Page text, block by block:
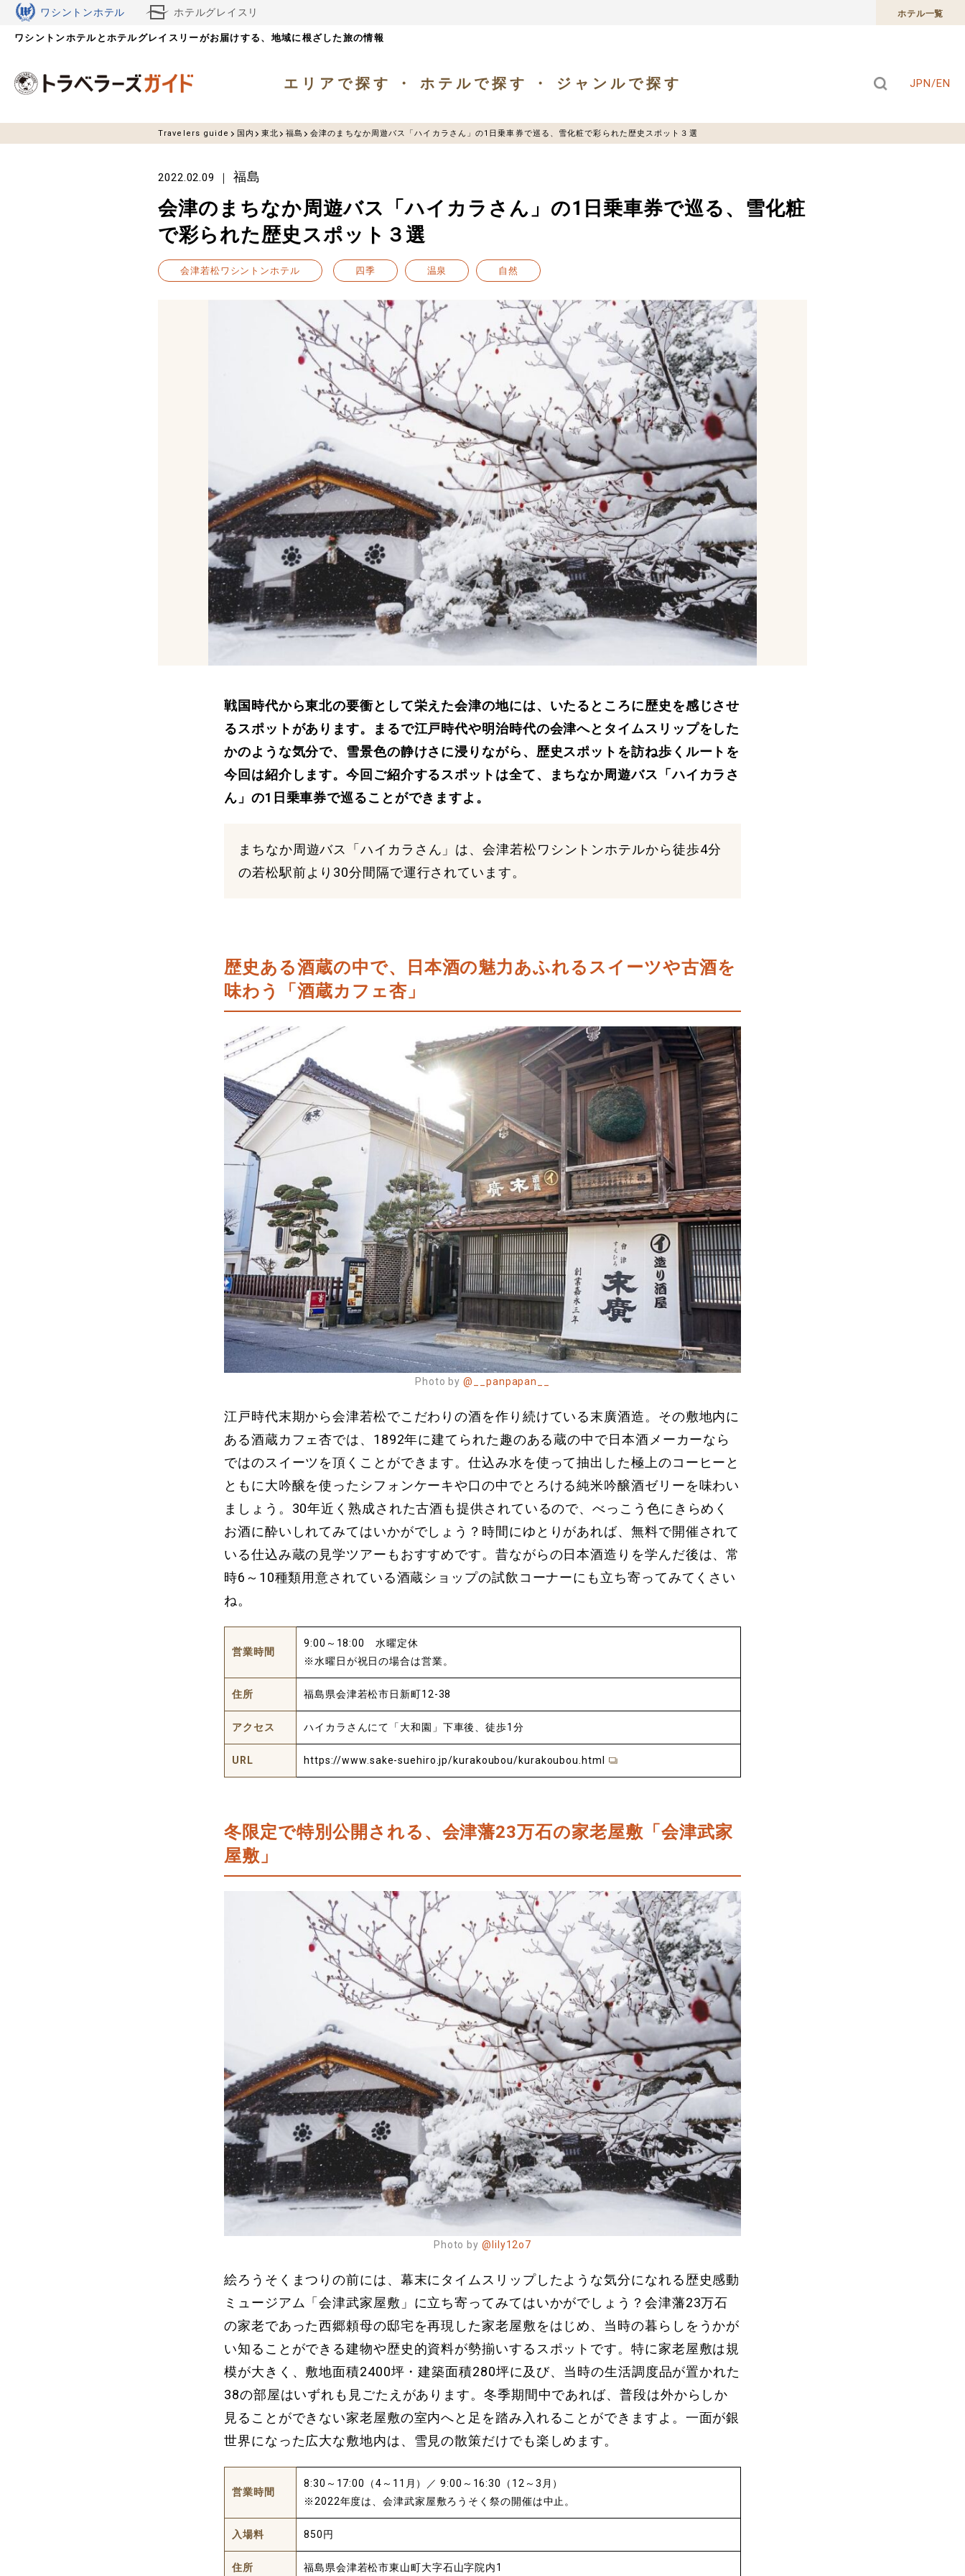
ワシントンホテル ホテルグレイスリ
ー
ホテル一覧
ワシントンホテルとホテルグレイスリーがお届けする、 地域に根ざした旅の情報
エリアで探す ホテルで探す ジャンルで探す JPN/EN
Travelers guide 国内 東北 福島 会津のまちなか周遊バス「ハイカラさん」の1日乗車券で巡る、雪化粧で彩られた歴史スポット３選
2022.02.09 福島
会津のまちなか周遊バス「ハイカラさん」の1日乗車券で巡る、雪化粧
で彩られた歴史スポット３選
会津若松ワシントンホテル 四季 温泉 自然
戦国時代から東北の要衝として栄えた会津の地には、いたるところに歴史を感じさせ
るスポットがあります。まるで江戸時代や明治時代の会津へとタイムスリップをした
かのような気分で、雪景色の静けさに浸りながら、歴史スポットを訪ね歩くルートを
今回は紹介します。今回ご紹介するスポットは全て、まちなか周遊バス「ハイカラさ
ん」の1日乗車券で巡ることができますよ。
まちなか周遊バス「ハイカラさん」は、会津若松ワシントンホテルから徒歩4分
の若松駅前より30分間隔で運行されています。
歴史ある酒蔵の中で、日本酒の魅力あふれるスイーツや古酒を
味わう「酒蔵カフェ杏」
Photo by@__panpapan__
江戸時代末期から会津若松でこだわりの酒を作り続けている末廣酒造。その敷地内に
ある酒蔵カフェ杏では、1892年に建てられた趣のある蔵の中で日本酒メーカーなら
ではのスイーツを頂くことができます。仕込み水を使って抽出した極上のコーヒーと
ともに大吟醸を使ったシフォンケーキや口の中でとろける純米吟醸酒ゼリーを味わい
ましょう。30年近く熟成された古酒も提供されているので、べっこう色にきらめく
お酒に酔いしれてみてはいかがでしょう？時間にゆとりがあれば、無料で開催されて
いる仕込み蔵の見学ツアーもおすすめです。昔ながらの日本酒造りを学んだ後は、常
時6～10種類用意されている酒蔵ショップの試飲コーナーにも立ち寄ってみてくさい
ね。
営業時間
9:00～18:00 水曜定休
※水曜日が祝日の場合は営業。
住所 福島県会津若松市日新町12-38
アクセス ハイカラさんにて「大和園」下車後、徒歩1分
URL https://www.sake-suehiro.jp/kurakoubou/kurakoubou.html
冬限定で特別公開される 、 会津藩23万石の家老屋敷「会津武家
屋敷」
Photo by @lily12o7
絵ろうそくまつりの前には、幕末にタイムスリップしたような気分になれる歴史感動
ミュージアム「会津武家屋敷」に立ち寄ってみてはいかがでしょう？会津藩23万石
の家老であった西郷頼母の邸宅を再現した家老屋敷をはじめ、当時の暮らしをうかが
い知ることができる建物や歴史的資料が勢揃いするスポットです。特に家老屋敷は規
模が大きく、敷地面積2400坪・建築面積280坪に及び、当時の生活調度品が置かれた
38の部屋はいずれも見ごたえがあります。冬季期間中であれば、普段は外からしか
見ることができない家老屋敷の室内へと足を踏み入れることができますよ。一面が銀
世界になった広大な敷地内は、雪見の散策だけでも楽しめます。
営業時間
8:30～17:00（4～11月）／ 9:00～16:30（12～3月）
※2022年度は、会津武家屋敷ろうそく祭の開催は中止。
入場料 850円
住所 福島県会津若松市東山町大字石山字院内1